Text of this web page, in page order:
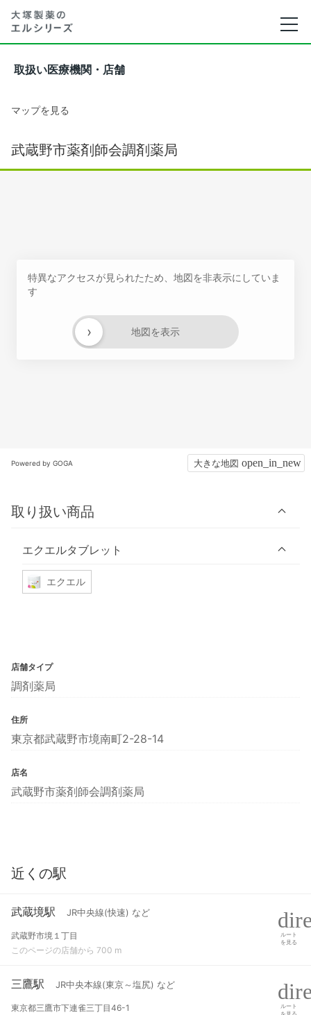
取扱い医療機関・店舗
マップを見る
武蔵野市薬剤師会調剤薬局
特異なアクセスが見られたため、地図を非表示にしていま
す
地図を表示
›
Powered by GOGA 大きな地図
取り扱い商品
エクエルタブレット
エクエル
店舗タイプ
調剤薬局
住所
東京都武蔵野市境南町2-28-14
店名
武蔵野市薬剤師会調剤薬局
近くの駅
武蔵境駅 JR中央線(快速) など
武蔵野市境１丁目
このページの店舗から 700 m
ルート
を見る
三鷹駅 JR中央本線(東京～塩尻) など
東京都三鷹市下連雀三丁目46-1
ルート